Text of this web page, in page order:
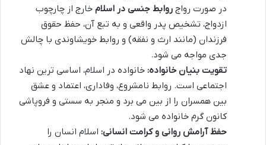
در صورت رواج روابط جنسی در اسلام خارج از چارچوب
ازدواج، تشخیص پدر واقعی و به تبع آن، حفظ حقوق
فرزندان (مانند ارث و نفقه) و روابط خویشاوندی با چالش
جدی مواجه می شود.
تقویت بنیان خانواده: خانواده در اسلام، اساسی ترین نهاد
اجتماعی است. روابط نامشروع، وفاداری، اعتماد و عشق
بین همسران را از بین می برد و منجر به سستی و فروپاشی
کانون گرم خانواده می شود.
حفظ آرامش روانی و کرامت انسانی: اسلام انسان را